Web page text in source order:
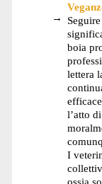
boia
lettera
l’atto
I